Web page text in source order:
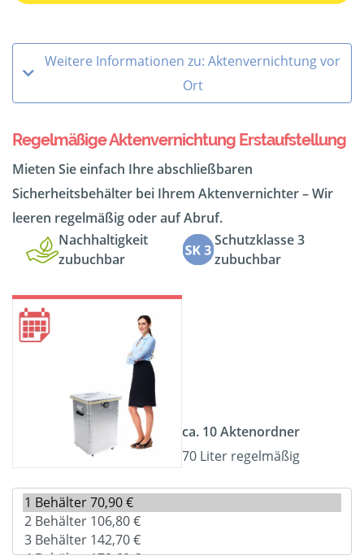
Weitere Informationen zu: Aktenvernichtung vor
Ort
Regelmäßige Aktenvernichtung Erstaufstellung
Mieten Sie einfach Ihre abschließbaren
Sicherheitsbehälter bei Ihrem Aktenvernichter – Wir
leeren regelmäßig oder auf Abruf.
Nachhaltigkeit
zubuchbar
Schutzklasse 3
zubuchbar
ca. 10 Aktenordner
70 Liter regelmäßig